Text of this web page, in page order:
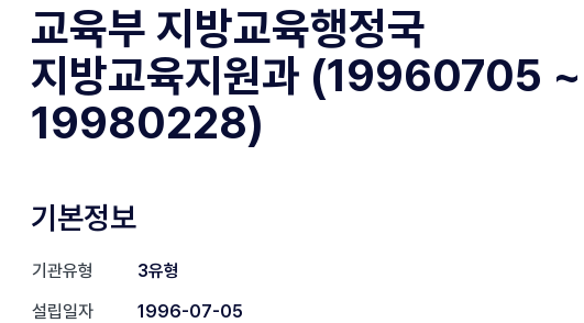
교육부 지방교육행정국
지방교육지원과 (19960705 ~
19980228)
기본정보
기관유형
3유형
설립일자
1996-07-05